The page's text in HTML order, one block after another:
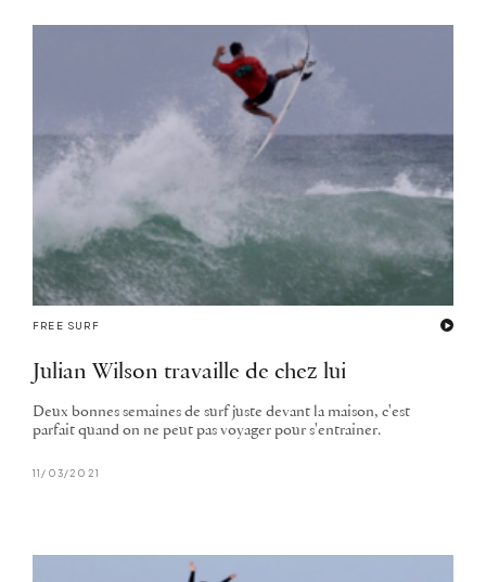
FREE SURF
Julian Wilson travaille de chez lui
Deux bonnes semaines de surf juste devant la maison, c'est
parfait quand on ne peut pas voyager pour s'entrainer.
11/03/2021